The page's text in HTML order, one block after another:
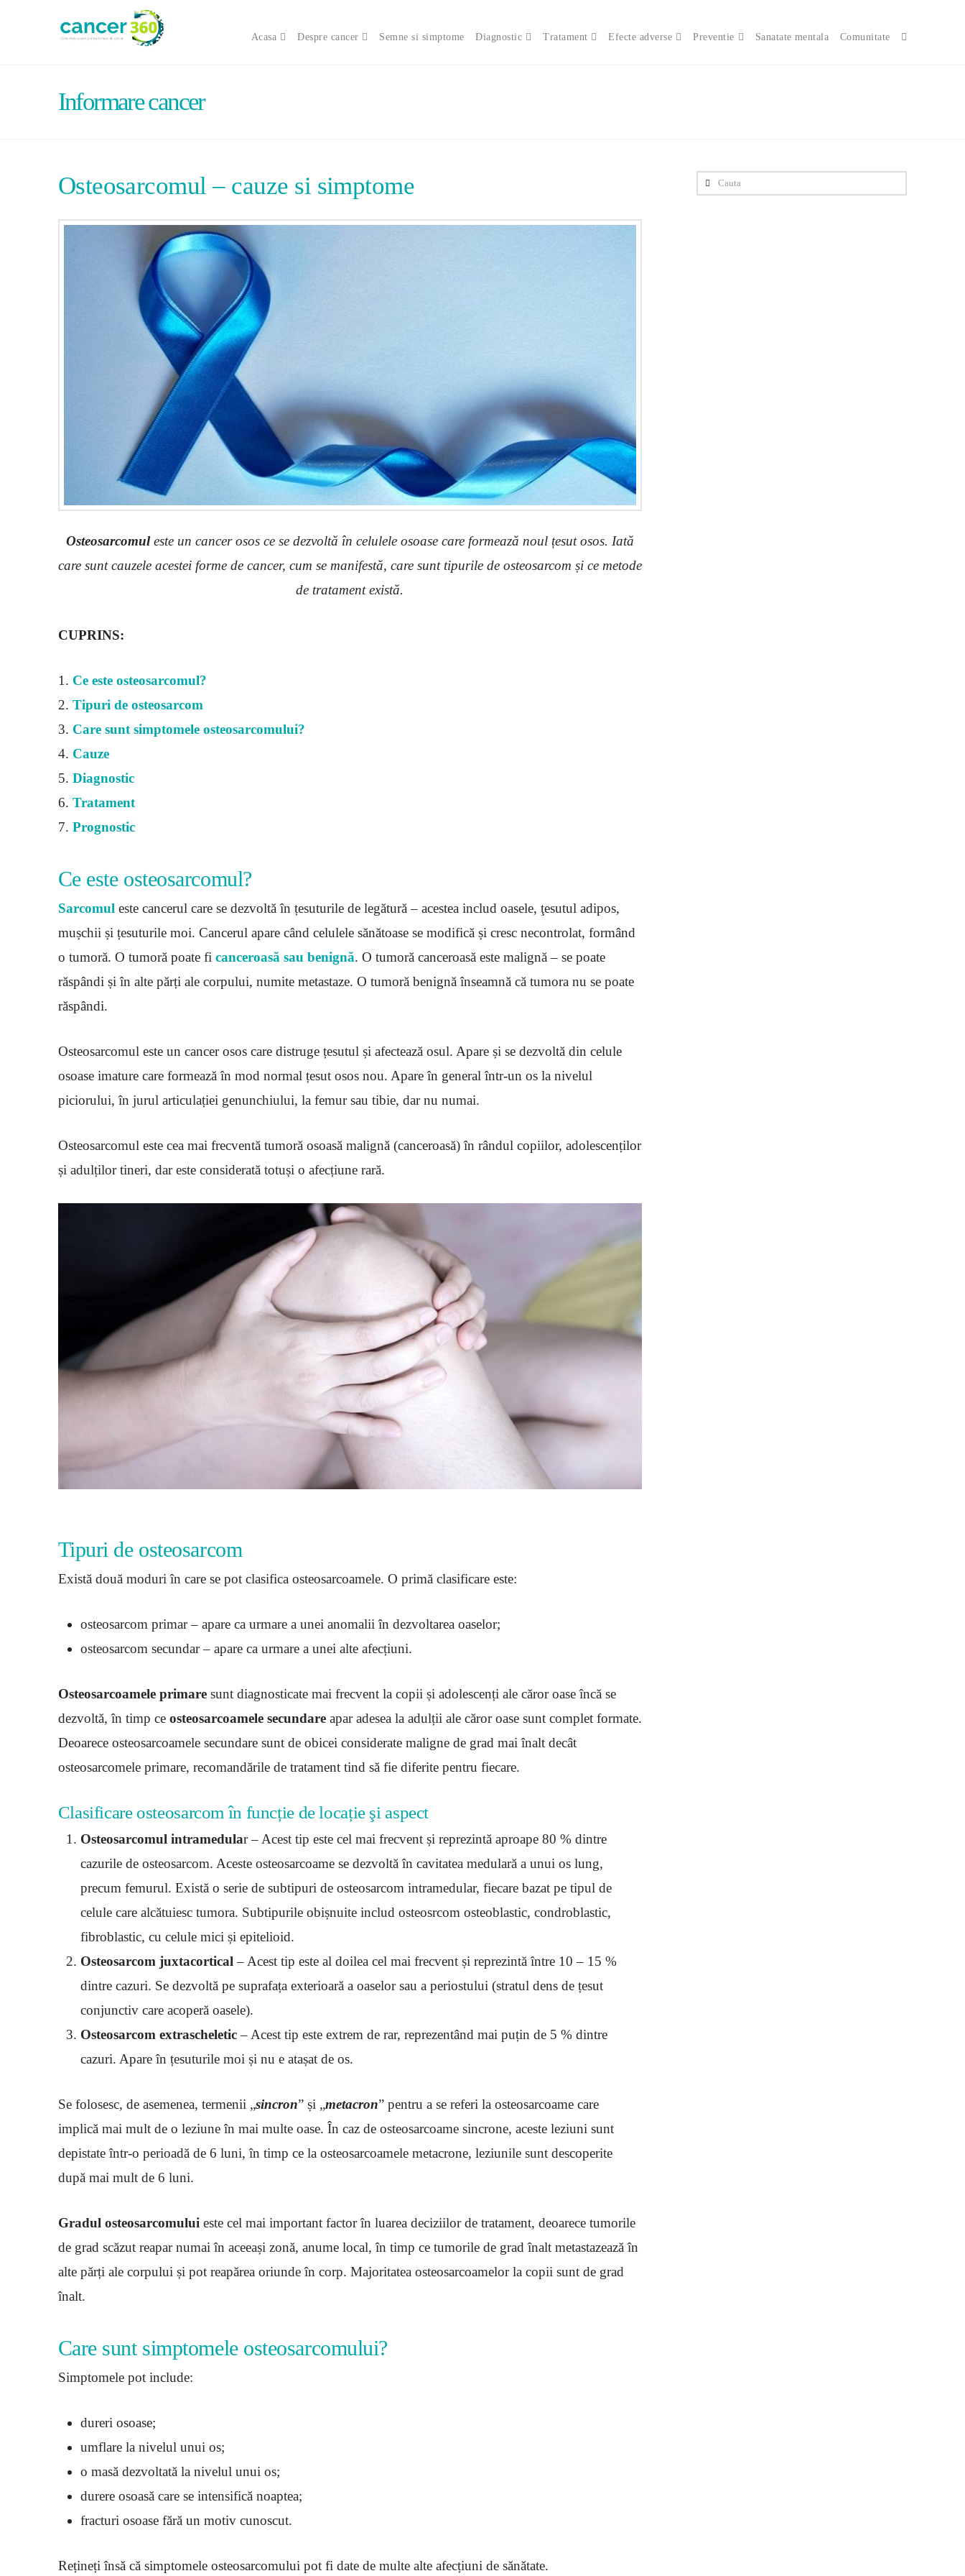
Acasa Despre cancer Semne si simptome Diagnostic Tratament Efecte adverse Preventie Sanatate mentala Comunitate
Informare cancer
Osteosarcomul – cauze si simptome
Osteosarcomuleste un cancer osos ce se dezvoltă în celulele osoase care formează noul țesut osos. Iată
care sunt cauzele acestei forme de cancer, cum se manifestă, care sunt tipurile de osteosarcom și ce metode
de tratament există.
CUPRINS:
1. Ce este osteosarcomul?
2. Tipuri de osteosarcom
3. Care sunt simptomele osteosarcomului?
4. Cauze
5. Diagnostic
6. Tratament
7. Prognostic
Ce este osteosarcomul?
Sarcomul este cancerul care se dezvoltă în țesuturile de legătură – acestea includ oasele, ţesutul adipos,
mușchii și țesuturile moi. Cancerul apare când celulele sănătoase se modifică și cresc necontrolat, formând
o tumoră. O tumoră poate fi canceroasă sau benignă. O tumoră canceroasă este malignă – se poate
răspândi și în alte părți ale corpului, numite metastaze. O tumoră benignă înseamnă că tumora nu se poate
răspândi.
Osteosarcomul este un cancer osos care distruge țesutul și afectează osul. Apare și se dezvoltă din celule
osoase imature care formează în mod normal țesut osos nou. Apare în general într-un os la nivelul
piciorului, în jurul articulației genunchiului, la femur sau tibie, dar nu numai.
Osteosarcomul este cea mai frecventă tumoră osoasă malignă (canceroasă) în rândul copiilor, adolescenților
și adulților tineri, dar este considerată totuși o afecțiune rară.
Tipuri de osteosarcom
Există două moduri în care se pot clasifica osteosarcoamele. O primă clasificare este:
osteosarcom primar – apare ca urmare a unei anomalii în dezvoltarea oaselor;
osteosarcom secundar – apare ca urmare a unei alte afecțiuni.
Osteosarcoamele primaresunt diagnosticate mai frecvent la copii și adolescenți ale căror oase încă se
dezvoltă, în timp ce osteosarcoamele secundareapar adesea la adulții ale căror oase sunt complet formate.
Deoarece osteosarcoamele secundare sunt de obicei considerate maligne de grad mai înalt decât
osteosarcomele primare, recomandările de tratament tind să fie diferite pentru fiecare.
Clasificare osteosarcom în funcție de locație şi aspect
Osteosarcomul intramedular – Acest tip este cel mai frecvent și reprezintă aproape 80 % dintre
cazurile de osteosarcom. Aceste osteosarcoame se dezvoltă în cavitatea medulară a unui os lung,
precum femurul. Există o serie de subtipuri de osteosarcom intramedular, fiecare bazat pe tipul de
celule care alcătuiesc tumora. Subtipurile obișnuite includ osteosrcom osteoblastic, condroblastic,
fibroblastic, cu celule mici și epitelioid.
Osteosarcom juxtacortical – Acest tip este al doilea cel mai frecvent și reprezintă între 10 – 15 %
dintre cazuri. Se dezvoltă pe suprafața exterioară a oaselor sau a periostului (stratul dens de țesut
conjunctiv care acoperă oasele).
Osteosarcom extrascheletic– Acest tip este extrem de rar, reprezentând mai puțin de 5 % dintre
cazuri. Apare în țesuturile moi și nu e atașat de os.
Se folosesc, de asemenea, termenii „sincron” și „metacron” pentru a se referi la osteosarcoame care
implică mai mult de o leziune în mai multe oase. În caz de osteosarcoame sincrone, aceste leziuni sunt
depistate într-o perioadă de 6 luni, în timp ce la osteosarcoamele metacrone, leziunile sunt descoperite
după mai mult de 6 luni.
Gradul osteosarcomului este cel mai important factor în luarea deciziilor de tratament, deoarece tumorile
de grad scăzut reapar numai în aceeași zonă, anume local, în timp ce tumorile de grad înalt metastazează în
alte părți ale corpului și pot reapărea oriunde în corp. Majoritatea osteosarcoamelor la copii sunt de grad
înalt.
Care sunt simptomele osteosarcomului?
Simptomele pot include:
dureri osoase;
umflare la nivelul unui os;
o masă dezvoltată la nivelul unui os;
durere osoasă care se intensifică noaptea;
fracturi osoase fără un motiv cunoscut.
Rețineți însă că simptomele osteosarcomului pot fi date de multe alte afecțiuni de sănătate.
Cauta